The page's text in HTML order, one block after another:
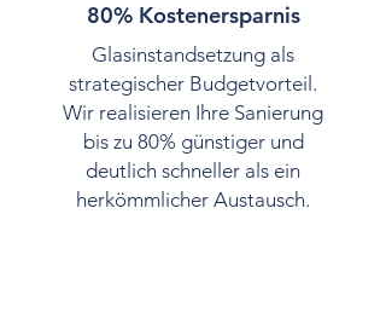
80% Kostenersparnis
Glasinstandsetzung als
strategischer Budgetvorteil.
Wir realisieren Ihre Sanierung
bis zu 80% günstiger und
deutlich schneller als ein
herkömmlicher Austausch.